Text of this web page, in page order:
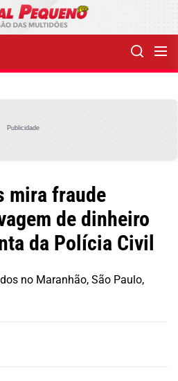
Publicidade
mira fraude
de dinheiro
da Polícia Civil
no Maranhão, São Paulo,